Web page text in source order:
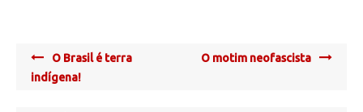
Post
navigation
O Brasil é terra
indígena!
O motim neofascista